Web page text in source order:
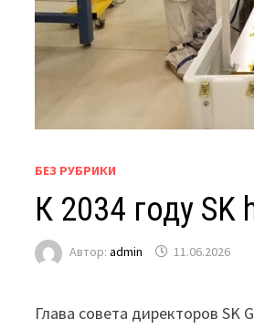
БЕЗ РУБРИКИ
К 2034 году
Автор:admin 11.06.2026
Глава совета директоров SK